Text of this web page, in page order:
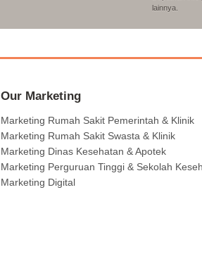
lainnya.
Our Marketing
Marketing Rumah Sakit Pemerintah & Klinik
Marketing Rumah Sakit Swasta & Klinik
Marketing Dinas Kesehatan & Apotek
Marketing Perguruan Tinggi & Sekolah
Marketing Digital